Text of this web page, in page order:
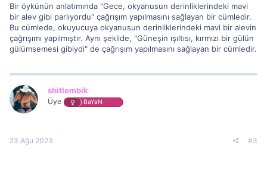
Bir öykünün anlatımında "Gece, okyanusun derinliklerindeki mavi
bir alev gibi parlıyordu" çağrışım yapılmasını sağlayan bir cümledir.
Bu cümlede, okuyucuya okyanusun derinliklerindeki mavi bir alevin
çağrışımı yapılmıştır. Aynı şekilde, "Güneşin ışıltısı, kırmızı bir gülün
gülümsemesi gibiydi" de çağrışım yapılmasını sağlayan bir cümledir.
shitlembik
Üye BaYaN
23 Ağu 2023 #3